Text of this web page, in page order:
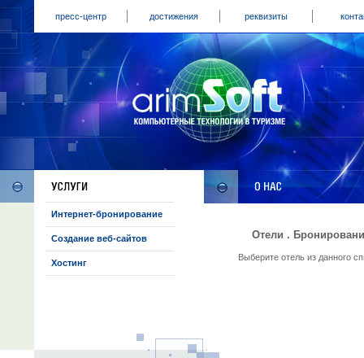
пресс-центр достижения реквизиты
Интернет-бронирование
Создание веб-сайтов
Хостинг
Отели .
Выберите отель из данного